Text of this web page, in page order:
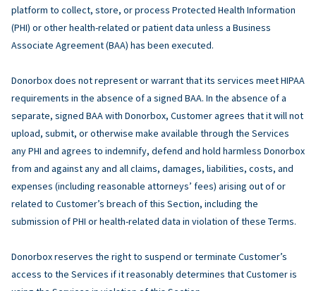
platform to collect, store, or process Protected Health Information
(PHI) or other health-related or patient data unless a Business
Associate Agreement (BAA) has been executed.
Donorbox does not represent or warrant that its services meet HIPAA
requirements in the absence of a signed BAA. In the absence of a
separate, signed BAA with Donorbox, Customer agrees that it will not
upload, submit, or otherwise make available through the Services
any PHI and agrees to indemnify, defend and hold harmless Donorbox
from and against any and all claims, damages, liabilities, costs, and
expenses (including reasonable attorneys’ fees) arising out of or
related to Customer’s breach of this Section, including the
submission of PHI or health-related data in violation of these Terms.
Donorbox reserves the right to suspend or terminate Customer’s
access to the Services if it reasonably determines that Customer is